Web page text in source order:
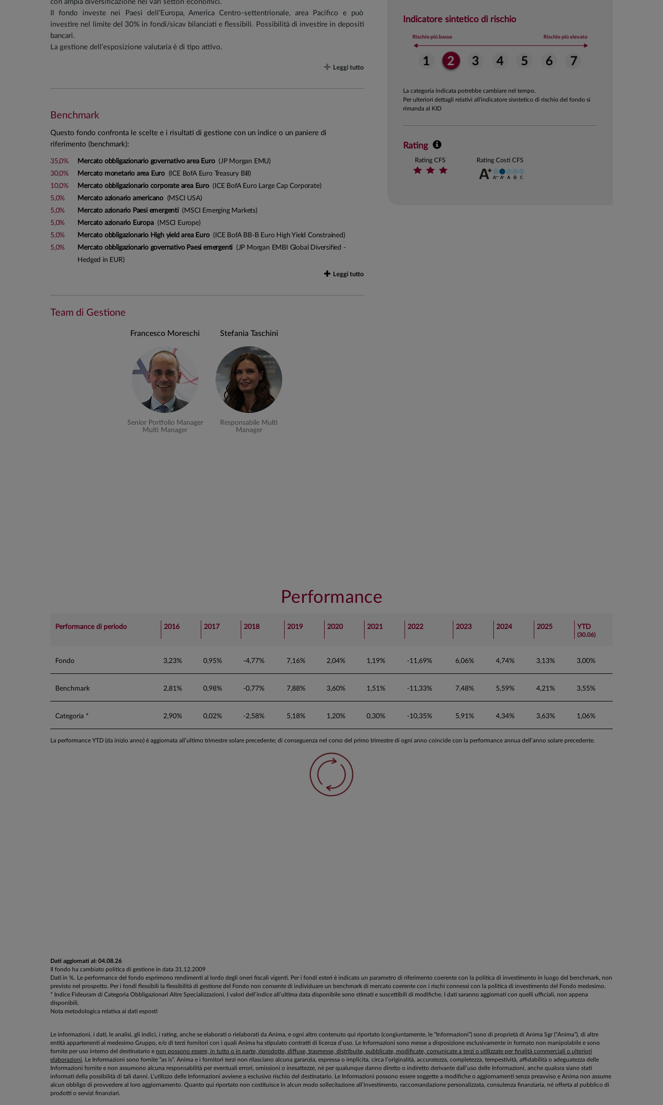
Indicatore sintetico di rischio
La categoria indicata potrebbe cambiare nel tempo.
Per ulteriori dettagli relativi all'indicatore sisntetico di rischio del fondo si
rimanda al KID
Rating
Rating CFS Rating Costi CFS
con ampia diversificazione nei vari settori economici.
Il fondo investe nei Paesi dell’Europa, America Centro-settentrionale, area Pacifico e può
investire nel limite del 30% in fondi/sicav bilanciati e flessibili. Possibilità di investire in depositi
bancari.
La gestione dell’esposizione valutaria è di tipo attivo.
Investimenti in fondi/sicav azionari: 15%
li>Investe in fondi/sicav: del Gruppo ANIMA tra il 70% e il 90%; ETF, LTE, fondi/sicav passivi e
indicizzati tra il 10% e il 30%
Stile di gestione
Lo stile di gestione adottato è di tipo attivo, dinamico, e orientato a cogliere selettivamente le
opportunità offerte da ciascun mercato di riferimento.
Trattandosi di fondo di fondi il gestore investe in quote dei migliori fondi comuni e sicav di casa
miglioramento in termini di efficienza del portafoglio strategico implementato.
Leggi tutto
Benchmark
Questo fondo confronta le scelte e i risultati di gestione con un indice o un paniere di
riferimento (benchmark):
35,0% Mercato obbligazionario governativo area Euro(JP Morgan EMU)
30,0%
Mercato monetario area Euro (ICE BofA Euro Treasury Bill)
10,0%
Mercato obbligazionario corporate area Euro(ICE BofA Euro Large Cap Corporate)
5,0%
Mercato azionario americano (MSCI USA)
5,0%
Mercato azionario Paesi emergenti(MSCI Emerging Markets)
5,0%
Mercato azionario Europa(MSCI Europe)
5,0%
Mercato obbligazionario High yield area Euro(ICE BofA BB-B Euro High Yield Constrained)
5,0%
Mercato obbligazionario governativo Paesi emergenti (JP Morgan EMBI Global Diversified -
Hedged in EUR)
Leggi tutto
Team di Gestione
Francesco Moreschi
Senior Portfolio Manager
Multi Manager
Stefania Taschini
Responsabile Multi
Manager
Performance
Performance di periodo 2016 2017 2018 2019 2020 2021 2022 2023 2024 2025 YTD
(30.06)
Fondo 3,23% 0,95% -4,77% 7,16% 2,04% 1,19% -11,69% 6,06% 4,74% 3,13% 3,00%
Benchmark 2,81% 0,98% -0,77% 7,88% 3,60% 1,51% -11,33% 7,48% 5,59% 4,21% 3,55%
Categoria * 2,90% 0,02% -2,58% 5,18% 1,20% 0,30% -10,35% 5,91% 4,34% 3,63% 1,06%
La performance YTD (da inizio anno) è aggiornata all’ultimo trimestre solare precedente; di conseguenza nel corso del primo trimestre di ogni anno coincide con la performance annua dell’anno solare precedente.
Dati aggiornati al: 04.08.26
Il fondo ha cambiato politica di gestione in data 31.12.2009
Dati in %. Le performance del fondo esprimono rendimenti al lordo degli oneri fiscali vigenti. Per i fondi esteri è indicato un parametro di riferimento coerente con la politica di investimento in luogo del benchmark, non
previsto nel prospetto. Per i fondi flessibili la flessibilità di gestione del Fondo non consente di individuare un benchmark di mercato coerente con i rischi connessi con la politica di investimento del Fondo medesimo.
* Indice Fideuram di Categoria Obbligazionari Altre Specializzazioni. I valori dell’indice all’ultima data disponibile sono stimati e suscettibili di modifiche. I dati saranno aggiornati con quelli ufficiali, non appena
disponibili.
Nota metodologica relativa ai dati esposti
Le informazioni, i dati, le analisi, gli indici, i rating, anche se elaborati o rielaborati da Anima, e ogni altro contenuto qui riportato (congiuntamente, le “Informazioni”) sono di proprietà di Anima Sgr (“Anima”), di altre
entità appartenenti al medesimo Gruppo, e/o di terzi fornitori con i quali Anima ha stipulato contratti di licenza d’uso. Le Informazioni sono messe a disposizione esclusivamente in formato non manipolabile e sono
fornite per uso interno del destinatario e non possono essere, in tutto o in parte, riprodotte, diffuse, trasmesse, distribuite, pubblicate, modificate, comunicate a terzi o utilizzate per finalità commerciali o ulteriori
elaborazioni. Le Informazioni sono fornite “as is”. Anima e i fornitori terzi non rilasciano alcuna garanzia, espressa o implicita, circa l’originalità, accuratezza, completezza, tempestività, affidabilità o adeguatezza delle
Informazioni fornite e non assumono alcuna responsabilità per eventuali errori, omissioni o inesattezze, né per qualunque danno diretto o indiretto derivante dall’uso delle Informazioni, anche qualora siano stati
informati della possibilità di tali danni. L’utilizzo delle Informazioni avviene a esclusivo rischio del destinatario. Le Informazioni possono essere soggette a modifiche o aggiornamenti senza preavviso e Anima non assume
alcun obbligo di provvedere al loro aggiornamento. Quanto qui riportato non costituisce in alcun modo sollecitazione all’investimento, raccomandazione personalizzata, consulenza finanziaria, né offerta al pubblico di
prodotti o servizi finanziari.